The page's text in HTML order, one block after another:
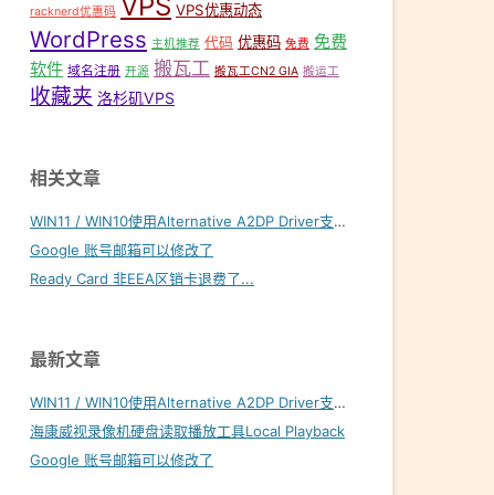
racknerd优惠码 VPS优惠动态
WordPress 主机推荐 代码 优惠码 免费 免费
软件 域名注册 开源 搬瓦工 搬瓦工CN2 GIA 搬运工
收藏夹 洛杉矶VPS
相关文章
WIN11 / WIN10使用Alternative A2DP Driver支持LDAC
Google 账号邮箱可以修改了
Ready Card 非EEA区销卡退费了...
最新文章
WIN11 / WIN10使用Alternative A2DP Driver支持LDAC
海康威视录像机硬盘读取播放工具Local Playback
Google 账号邮箱可以修改了